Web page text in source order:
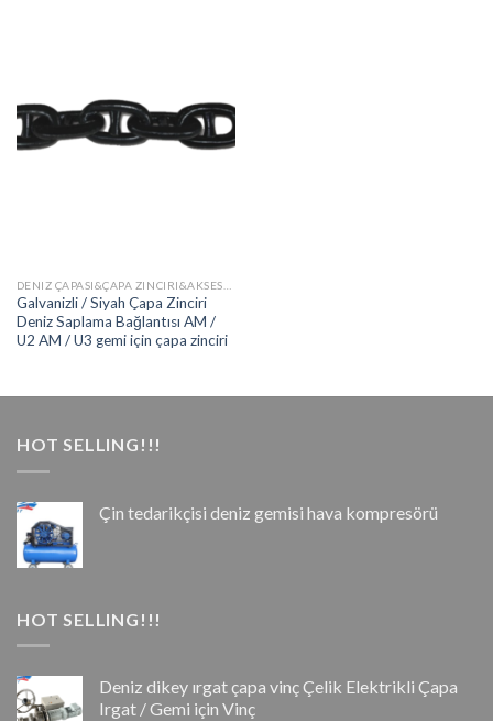
Galvanizli / Siyah Çapa Zinciri
Deniz Saplama Bağlantısı AM /
U2 AM / U3 gemi için çapa zinciri
HOT SELLING!!!
Çin tedarikçisi deniz gemisi hava kompresörü
HOT SELLING!!!
Deniz dikey ırgat çapa vinç Çelik Elektrikli Çapa
Irgat / Gemi için Vinç